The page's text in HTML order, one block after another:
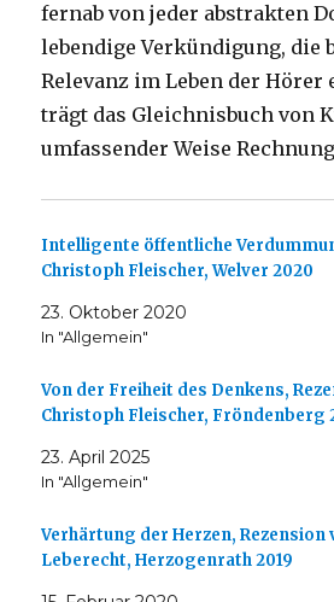
fernab von jeder abstrakten
lebendige Verkündigung, die
Relevanz im Leben der Hörer
trägt das Gleichnisbuch von
umfassender Weise
Intelligente öffentliche
Christoph Fleischer, Welver 2020
23. Oktober 2020
In "Allgemein"
Von der Freiheit des Denkens,
Christoph Fleischer, Fröndenberg
23. April 2025
In "Allgemein"
Verhärtung der Herzen, Rezension
Leberecht, Herzogenrath 2019